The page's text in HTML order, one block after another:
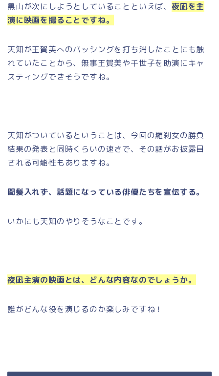
黒山が次にしようとしていることといえば、 夜凪を主
演に映画を撮ることですね。
天知が王賀美へのバッシングを打ち消したことにも触
れていたことから、無事王賀美や千世子を助演にキャ
スティングできそうですね。
天知がついているということは、今回の羅刹女の勝負
結果の発表と同時くらいの速さで、その話がお披露目
される可能性もありますね。
間髪入れず、話題になっている俳優たちを宣伝する。
いかにも天知のやりそうなことです。
夜凪主演の映画とは、どんな内容なのでしょうか。
誰がどんな役を演じるのか楽しみですね！